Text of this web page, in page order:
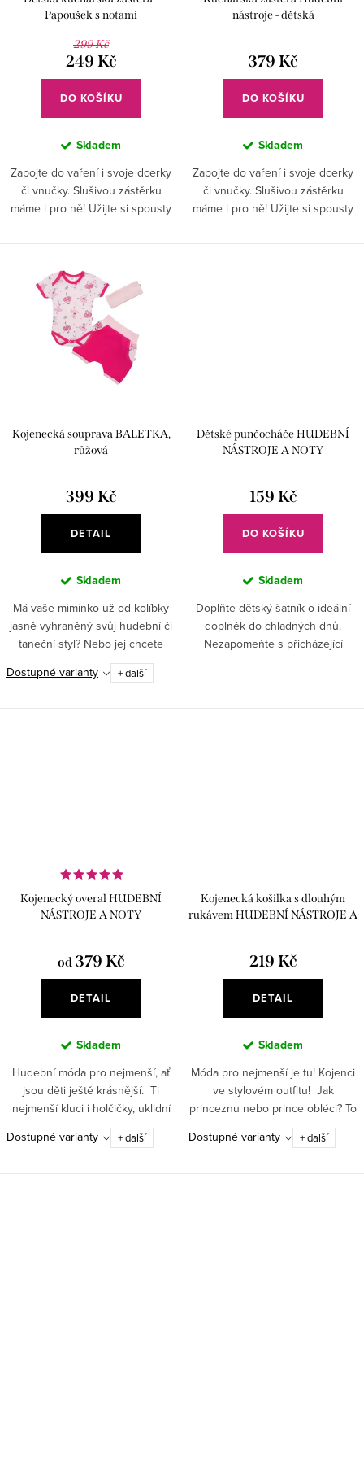
Papoušek s notami
299 Kč
249 Kč
DO KOŠÍKU
Skladem
Zapojte do vaření i svoje dcerky
či vnučky. Slušivou zástěrku
máme i pro ně! Užijte si spousty
nástroje - dětská
379 Kč
DO KOŠÍKU
Skladem
Zapojte do vaření i svoje dcerky
či vnučky. Slušivou zástěrku
máme i pro ně! Užijte si spousty
Kojenecká souprava BALETKA,
růžová
399 Kč
DETAIL
Skladem
Má vaše miminko už od kolíbky
jasně vyhraněný svůj hudební či
taneční styl? Nebo jej chcete
trošku popostrčit.
Dostupné varianty + další
Dětské punčocháče HUDEBNÍ
NÁSTROJE A NOTY
159 Kč
DO KOŠÍKU
Skladem
Doplňte dětský šatník o ideální
doplněk do chladných dnů.
Nezapomeňte s přicházející
Kojenecký overal HUDEBNÍ
NÁSTROJE A NOTY
od379 Kč
DETAIL
Skladem
Hudební móda pro nejmenší, ať
jsou děti ještě krásnější. Ti
nejmenší kluci i holčičky, uklidní
jistě dětské písničky. Proč jim
tedy neobléci noty?
Dostupné varianty + další
Kojenecká košilka s dlouhým
rukávem HUDEBNÍ NÁSTROJE A
219 Kč
DETAIL
Skladem
Móda pro nejmenší je tu! Kojenci
ve stylovém outfitu! Jak
princeznu nebo prince obléci? To
víte, jedině hudebně přeci! :-)
Dostupné varianty + další